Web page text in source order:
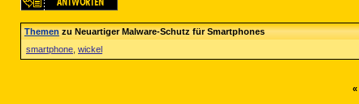
Themenzu Neuartiger Malware-Schutz für Smartphones
smartphone wickel
«